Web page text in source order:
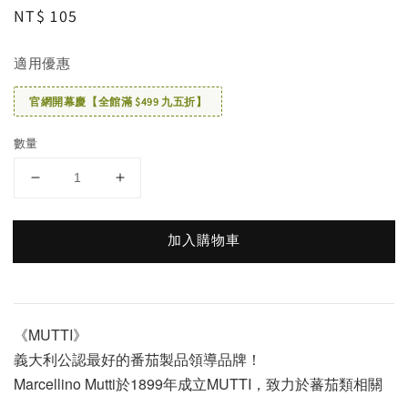
Regular
NT$ 105
適用優惠
官網開幕慶【全館滿 $499 九五折】
數量
加入購物車
《MUTTI》
義大利公認最好的番茄製品領導品牌！
Marcellino Mutti於1899年成立MUTTI，致力於蕃茄類相關